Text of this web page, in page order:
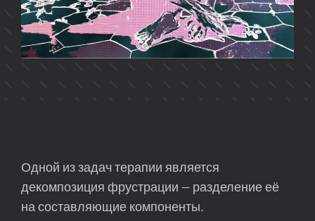
​Одной из задач терапии является
декомпозиция фрустрации — разделение её
на составляющие компоненты.